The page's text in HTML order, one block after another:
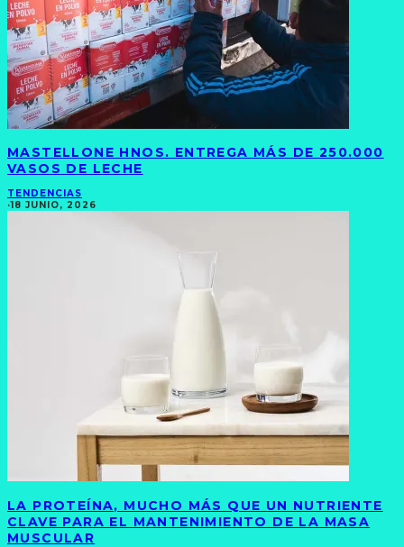
MASTELLONE HNOS. ENTREGA MÁS DE 250.000
VASOS DE LECHE
TENDENCIAS
·18 JUNIO, 2026
LA PROTEÍNA, MUCHO MÁS QUE UN NUTRIENTE
CLAVE PARA EL MANTENIMIENTO DE LA MASA
MUSCULAR